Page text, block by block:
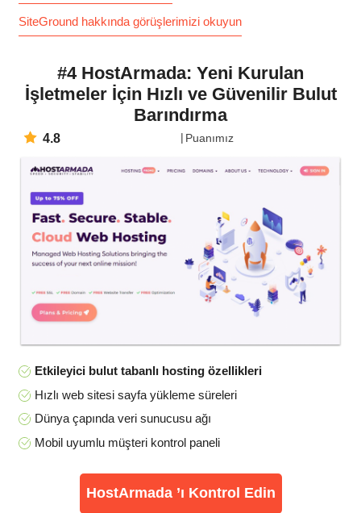
SiteGround hakkında görüşlerimizi okuyun
#4 HostArmada: Yeni Kurulan
İşletmeler İçin Hızlı ve Güvenilir Bulut
Barındırma
4.8 Puanımız
Etkileyici bulut tabanlı hosting özellikleri
Hızlı web sitesi sayfa yükleme süreleri
Dünya çapında veri sunucusu ağı
Mobil uyumlu müşteri kontrol paneli
HostArmada ’ı Kontrol Edin